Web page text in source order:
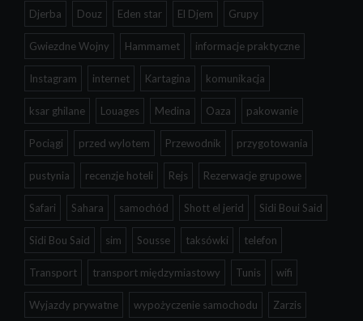
Djerba Douz Eden star El Djem Grupy
Gwiezdne Wojny Hammamet informacje praktyczne
Instagram internet Kartagina komunikacja
ksar ghilane Louages Medina Oaza pakowanie
Pociągi przed wylotem Przewodnik przygotowania
pustynia recenzje hoteli Rejs Rezerwacje grupowe
Safari Sahara samochód Shott el jerid Sidi Boui Said
Sidi Bou Said sim Sousse taksówki telefon
Transport transport międzymiastowy Tunis wifi
Wyjazdy prywatne wypożyczenie samochodu Zarzis